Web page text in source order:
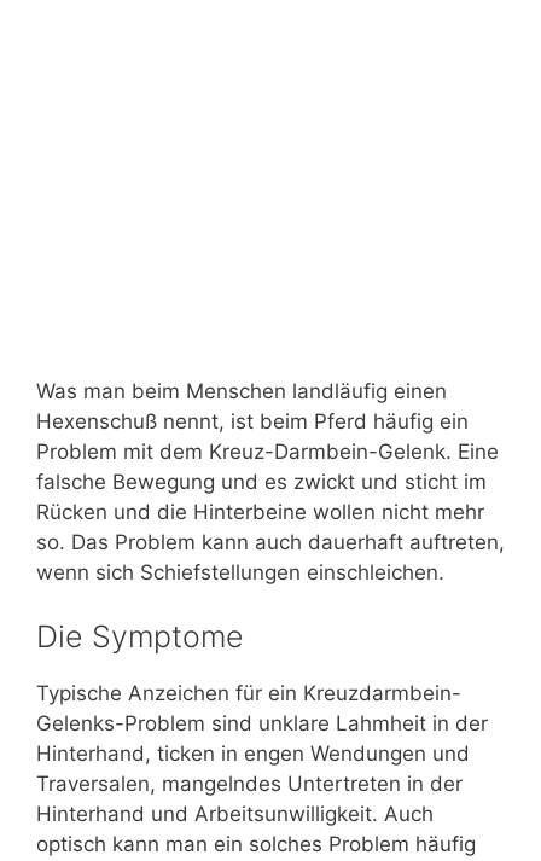
Was man beim Menschen landläufig einen
Hexenschuß nennt, ist beim Pferd häufig ein
Problem mit dem Kreuz-Darmbein-Gelenk. Eine
falsche Bewegung und es zwickt und sticht im
Rücken und die Hinterbeine wollen nicht mehr
so. Das Problem kann auch dauerhaft auftreten,
wenn sich Schiefstellungen einschleichen.
Die Symptome
Typische Anzeichen für ein Kreuzdarmbein-
Gelenks-Problem sind unklare Lahmheit in der
Hinterhand, ticken in engen Wendungen und
Traversalen, mangelndes Untertreten in der
Hinterhand und Arbeitsunwilligkeit. Auch
optisch kann man ein solches Problem häufig